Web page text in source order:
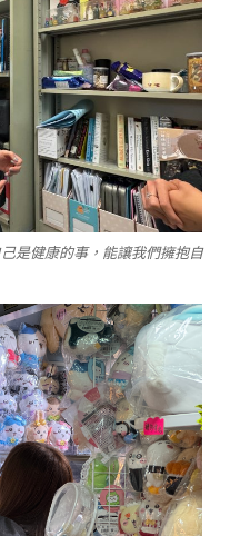
是健康的事，能讓我們擁抱自